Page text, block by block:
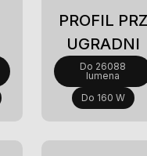
PROFIL PRZ
UGRADNI
Do 26088
lumena
Do 160 W